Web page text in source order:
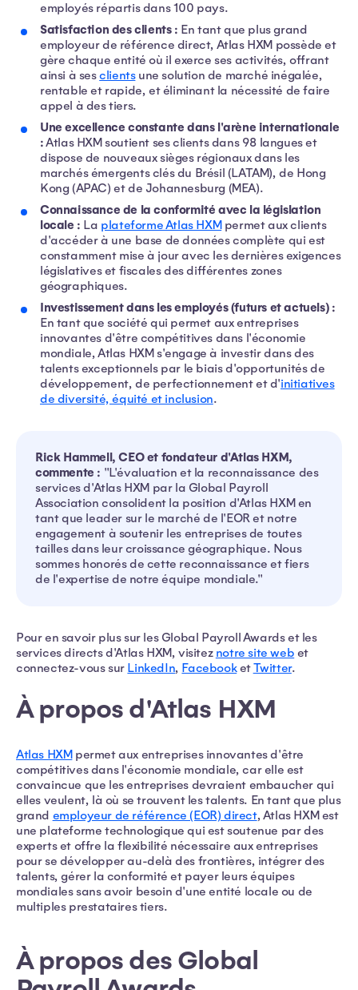
employés répartis dans 100 pays.
Satisfaction des clients : En tant que plus grand
employeur de référence direct, Atlas HXM possède et
gère chaque entité où il exerce ses activités, offrant
ainsi à sesclientsune solution de marché inégalée,
rentable et rapide, et éliminant la nécessité de faire
appel à des tiers.
Une excellence constante dans l'arène internationale
:Atlas HXM soutient ses clients dans 98 langues et
dispose de nouveaux sièges régionaux dans les
marchés émergents clés du Brésil (LATAM), de Hong
Kong (APAC) et de Johannesburg (MEA).
Connaissance de la conformité avec la législation
locale : La plateforme Atlas HXMpermet aux clients
d'accéder à une base de données complète qui est
constamment mise à jour avec les dernières exigences
législatives et fiscales des différentes zones
géographiques.
Investissement dans les employés (futurs et actuels) :
En tant que société qui permet aux entreprises
innovantes d'être compétitives dans l'économie
mondiale, Atlas HXM s'engage à investir dans des
talents exceptionnels par le biais d'opportunités de
développement, de perfectionnement et d'initiatives
de diversité, équité et inclusion.
Rick Hammell, CEO et fondateur d'Atlas HXM,
commente : "L'évaluation et la reconnaissance des
services d'Atlas HXM par la Global Payroll
Association consolident la position d'Atlas HXM en
tant que leader sur le marché de l'EOR et notre
engagement à soutenir les entreprises de toutes
tailles dans leur croissance géographique. Nous
sommes honorés de cette reconnaissance et fiers
de l'expertise de notre équipe mondiale."
Pour en savoir plus sur les Global Payroll Awards et les
services directs d'Atlas HXM, visitez notre site web et
connectez-vous sur LinkedIn, FacebooketTwitter.
À propos d'Atlas HXM
Atlas HXMpermet aux entreprises innovantes d'être
compétitives dans l'économie mondiale, car elle est
convaincue que les entreprises devraient embaucher qui
elles veulent, là où se trouvent les talents. En tant que plus
grand employeur de référence (EOR) direct, Atlas HXM est
une plateforme technologique qui est soutenue par des
experts et offre la flexibilité nécessaire aux entreprises
pour se développer au-delà des frontières, intégrer des
talents, gérer la conformité et payer leurs équipes
mondiales sans avoir besoin d'une entité locale ou de
multiples prestataires tiers.
À propos des Global